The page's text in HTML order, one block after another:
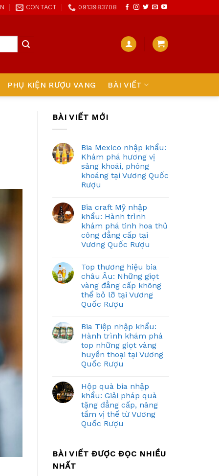
CONTACT 0913983708
PHỤ KIỆN RƯỢU VANG BÀI VIẾT
BÀI VIẾT MỚI
Bia Mexico nhập khẩu:
Khám phá hương vị
sảng khoái, phóng
khoáng tại Vương Quốc
Rượu
Bia craft Mỹ nhập
khẩu: Hành trình
khám phá tinh hoa thủ
công đẳng cấp tại
Vương Quốc Rượu
Top thương hiệu bia
châu Âu: Những giọt
vàng đẳng cấp không
thể bỏ lỡ tại Vương
Quốc Rượu
Bia Tiệp nhập khẩu:
Hành trình khám phá
top những giọt vàng
huyền thoại tại Vương
Quốc Rượu
Hộp quà bia nhập
khẩu: Giải pháp quà
tặng đẳng cấp, nâng
tầm vị thế từ Vương
Quốc Rượu
BÀI VIẾT ĐƯỢC ĐỌC NHIỀU
NHẤT